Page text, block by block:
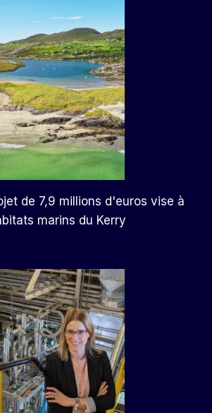
de 7,9 millions d'euros vise à
marins du Kerry